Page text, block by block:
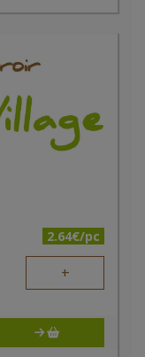
2.64€/pc
+